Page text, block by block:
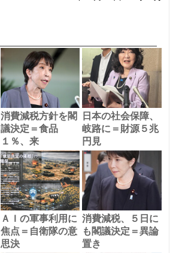
消費減税方針を閣
議決定＝食品
１％、来
日本の社会保障、
岐路に＝財源５兆
円見
ＡＩの軍事利用に
焦点＝自衛隊の意
思決
消費減税、５日に
も閣議決定＝異論
置き